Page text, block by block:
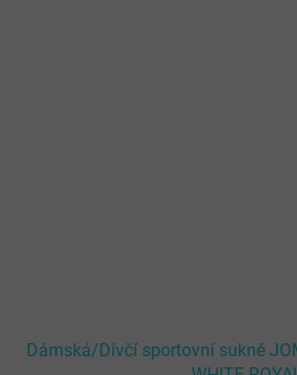
Dámská/Dívčí sportovní sukně